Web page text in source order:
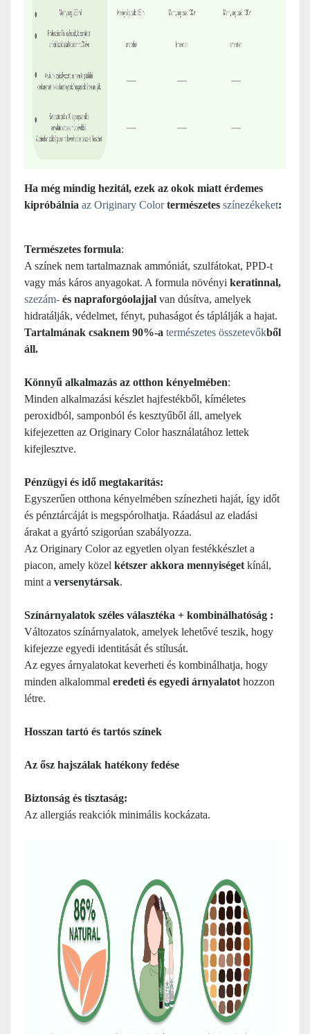
Ha még mindig hezitál, ezek az okok miatt érdemes
kipróbálnia az Originary Colortermészetes színezékeket:
Természetes formula:
A színek nem tartalmaznak ammóniát, szulfátokat, PPD-t
vagy más káros anyagokat. A formula növényi keratinnal,
szezám- és napraforgóolajjal van dúsítva, amelyek
hidratálják, védelmet, fényt, puhaságot és táplálják a hajat.
Tartalmának csaknem 90%-a természetes összetevőkből
áll.
Könnyű alkalmazás az otthon kényelmében:
Minden alkalmazási készlet hajfestékből, kíméletes
peroxidból, samponból és kesztyűből áll, amelyek
kifejezetten az Originary Color használatához lettek
kifejlesztve.
Pénzügyi és idő megtakarítás:
Egyszerűen otthona kényelmében színezheti haját, így időt
és pénztárcáját is megspórolhatja. Ráadásul az eladási
árakat a gyártó szigorúan szabályozza.
Az Originary Color az egyetlen olyan festékkészlet a
piacon, amely közel kétszer akkora mennyiséget kínál,
mint a versenytársak.
Színárnyalatok széles választéka + kombinálhatóság :
Változatos színárnyalatok, amelyek lehetővé teszik, hogy
kifejezze egyedi identitását és stílusát.
Az egyes árnyalatokat keverheti és kombinálhatja, hogy
minden alkalommal eredeti és egyedi árnyalatot hozzon
létre.
Hosszan tartó és tartós színek
Az ősz hajszálak hatékony fedése
Biztonság és tisztaság:
Az allergiás reakciók minimális kockázata.